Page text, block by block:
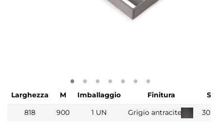
Larghezza M Imballaggio Finitura
818
900 1 UN Grigio antracite